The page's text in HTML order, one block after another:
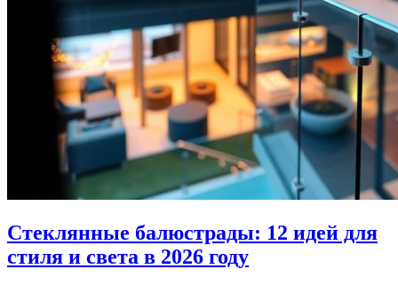
Стеклянные балюстрады: 12 идей для
стиля и света в 2026 году